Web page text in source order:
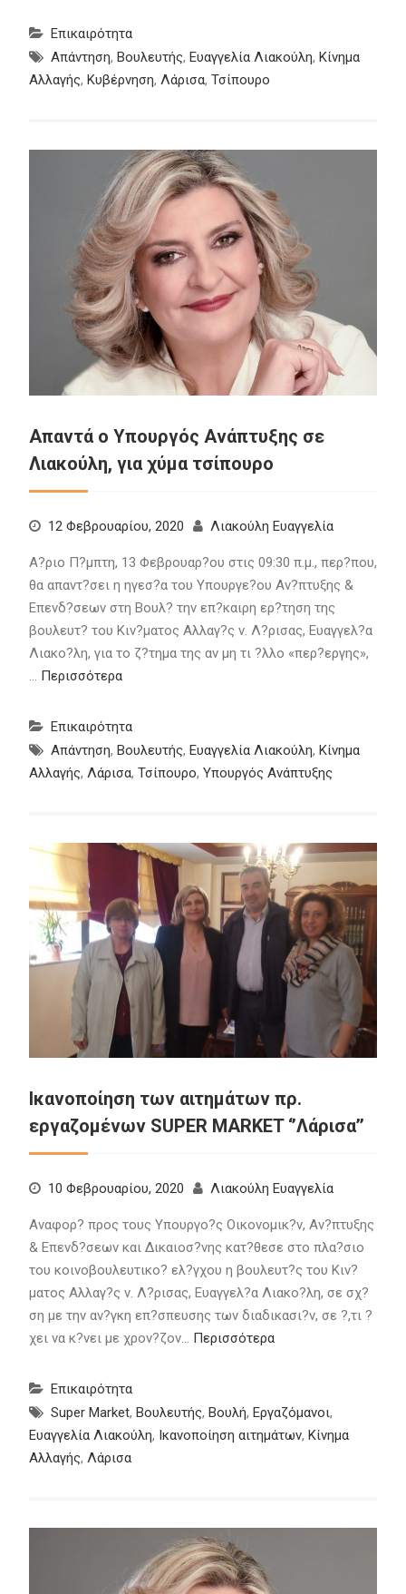
Επικαιρότητα
Απάντηση, Βουλευτής, Ευαγγελία Λιακούλη, Κίνημα
Αλλαγής, Κυβέρνηση, Λάρισα, Τσίπουρο
Απαντά ο Υπουργός Ανάπτυξης σε
Λιακούλη, για χύμα τσίπουρο
12 Φεβρουαρίου, 2020 Λιακούλη Ευαγγελία
Α?ριο Π?μπτη, 13 Φεβρουαρ?ου στις 09:30 π.μ., περ?που,
θα απαντ?σει η ηγεσ?α του Υπουργε?ου Αν?πτυξης &
Επενδ?σεων στη Βουλ? την επ?καιρη ερ?τηση της
βουλευτ? του Κιν?ματος Αλλαγ?ς ν. Λ?ρισας, Ευαγγελ?α
Λιακο?λη, για το ζ?τημα της αν μη τι ?λλο «περ?εργης»,
Περισσότερα
Επικαιρότητα
Απάντηση, Βουλευτής, Ευαγγελία Λιακούλη, Κίνημα
Αλλαγής, Λάρισα, Τσίπουρο, Υπουργός Ανάπτυξης
Ικανοποίηση των αιτημάτων πρ.
εργαζομένων SUPER MARKET ‘’Λάρισα’’
10 Φεβρουαρίου, 2020 Λιακούλη Ευαγγελία
Αναφορ? προς τους Υπουργο?ς Οικονομικ?ν, Αν?πτυξης
& Επενδ?σεων και Δικαιοσ?νης κατ?θεσε στο πλα?σιο
του κοινοβουλευτικο? ελ?γχου η βουλευτ?ς του Κιν?
ματος Αλλαγ?ς ν. Λ?ρισας, Ευαγγελ?α Λιακο?λη, σε σχ?
ση με την αν?γκη επ?σπευσης των διαδικασι?ν, σε ?,τι ?
χει να κ?νει με χρον?ζον… Περισσότερα
Επικαιρότητα
Super Market, Βουλευτής, Βουλή, Εργαζόμανοι,
Ευαγγελία Λιακούλη, Ικανοποίηση αιτημάτων, Κίνημα
Αλλαγής, Λάρισα